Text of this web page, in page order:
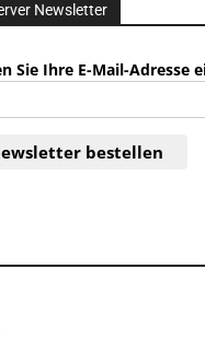
Newsletter
Sie Ihre E-Mail-Adresse
bestellen